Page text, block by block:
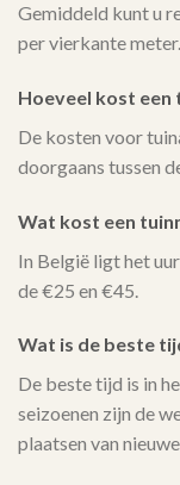
Gemiddeld kunt u
per vierkante meter.
Hoeveel kost een
De kosten voor
doorgaans tussen
Wat kost een
In België ligt het
de €25 en €45.
Wat is de beste
De beste tijd is in
seizoenen zijn de
plaatsen van